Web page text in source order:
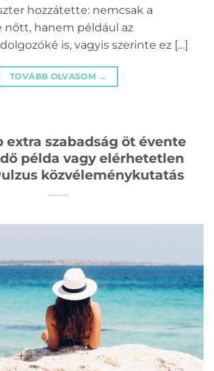
hozzátette: nemcsak a
nőtt, hanem például az
is, vagyis szerinte ez […]
TOVÁBB OLVASOM →
extra szabadság öt évente
példa vagy elérhetetlen
közvéleménykutatás